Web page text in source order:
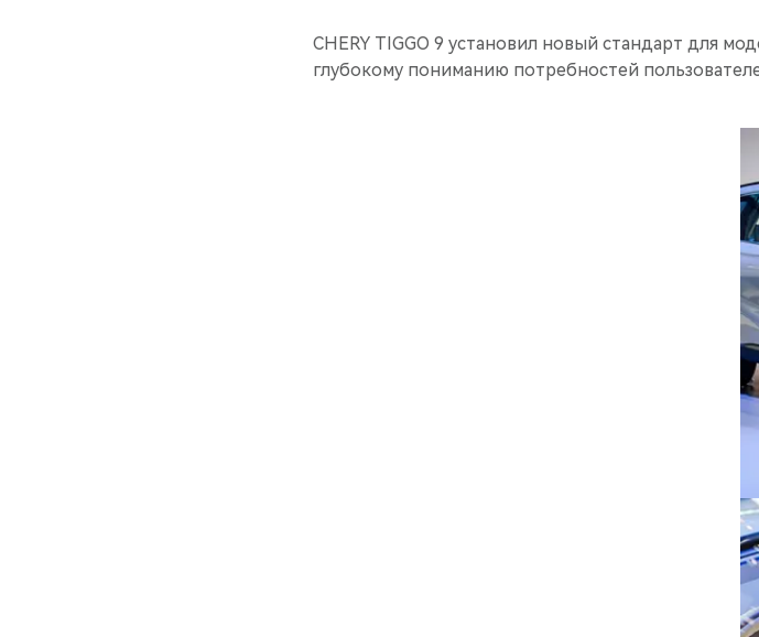
CHERY TIGGO 9 установил новый стандарт для
глубокому пониманию потребностей